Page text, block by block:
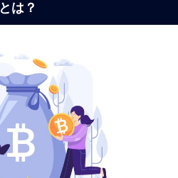
は？